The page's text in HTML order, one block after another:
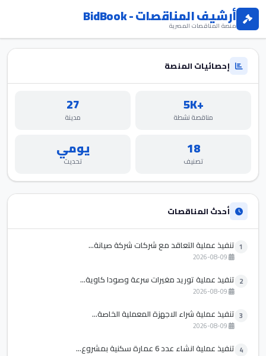
أرشيف المناقصات - BidBook
منصة المناقصات المصرية
إحصائيات المنصة
+5K
مناقصة نشطة
27
مدينة
18
تصنيف
يومي
تحديث
أحدث المناقصات
1 تنفيذ عملية التعاقد مع شركات شركة صيانة...
2 تنفيذ عملية توريد مغيرات سرعة وصودا كاوية...
3 تنفيذ عملية شراء الاجهزة المعملية الخاصة...
4 تنفيذ عملية انشاء عدد 6 عمارة سكنية بمشروع...